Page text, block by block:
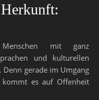
mit ganz
und kulturellen
gerade im Umgang
es auf Offenheit